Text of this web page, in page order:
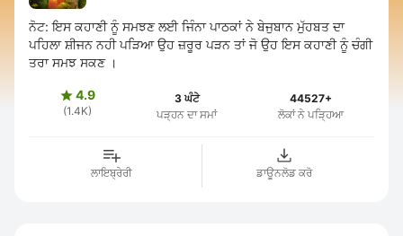
ਨੋਟ: ਇਸ ਕਹਾਣੀ ਨੂੰ ਸਮਝਣ ਲਈ ਜਿੰਨਾ ਪਾਠਕਾਂ ਨੇ ਬੇਜੁਬਾਨ ਮੁੱਹਬਤ ਦਾ
ਪਹਿਲਾ ਸ਼ੀਜਨ ਨਹੀ ਪੜਿਆ ਉਹ ਜ਼ਰੂਰ ਪੜਨ ਤਾਂ ਜੋ ਉਹ ਇਸ ਕਹਾਣੀ ਨੂੰ ਚੰਗੀ
ਤਰਾ ਸਮਝ ਸਕਣ ।
4.9
(1.4K)
3 ਘੰਟੇ
ਪੜ੍ਹਨ ਦਾ ਸਮਾਂ
44527+
ਲੋਕਾਂ ਨੇ ਪੜ੍ਹਿਆ
ਲਾਇਬ੍ਰੇਰੀ ਡਾਊਨਲੋਡ ਕਰੋ